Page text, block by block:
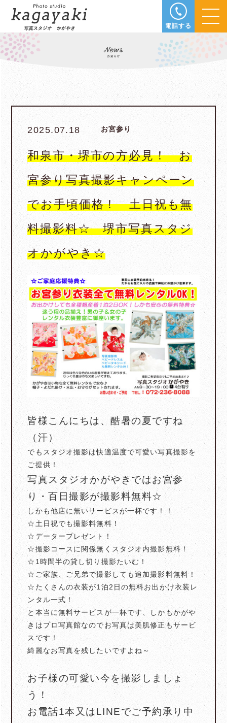
電話する
2025.07.18 お宮参り
和泉市・堺市の方必見！ お
宮参り写真撮影キャンペーン
でお手頃価格！ 土日祝も無
料撮影料☆ 堺市写真スタジ
オかがやき☆
皆様こんにちは、酷暑の夏ですね
（汗）
でもスタジオ撮影は快適温度で可愛い写真撮影を
ご提供！
写真スタジオかがやきではお宮参
り・百日撮影が撮影料無料☆
しかも他店に無いサービスが一杯です！！
☆土日祝でも撮影料無料！
☆データープレゼント！
☆撮影コースに関係無くスタジオ内撮影無料！
☆1時間半の貸し切り撮影たいむ！
☆ご家族、ご兄弟で撮影しても追加撮影料無料！
☆たくさんの衣装が1泊2日の無料お出かけ衣装レ
ンタル一式！
と本当に無料サービスが一杯です、しかもかがや
きはプロ写真館なのでお写真は美肌修正もサービ
スです！
綺麗なお写真を残したいですよね～
お子様の可愛い今を撮影しましょ
う！
お電話1本又はLINEでご予約承り中